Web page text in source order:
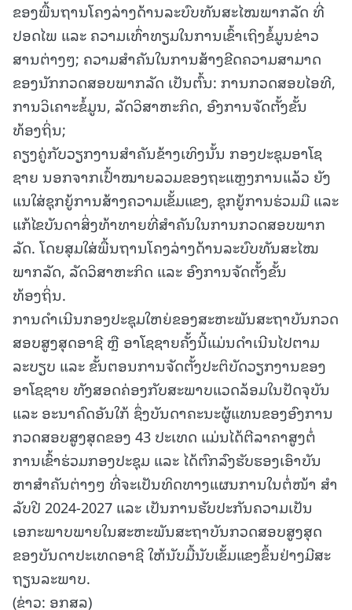
ຂອງພື້ນຖານໂຄງລ່າງດ້ານລະບົບທັນສະໄໝພາກລັດ ທີ່
ປອດໄພ ແລະ ຄວາມເທົ່າທຽມໃນການເຂົ້າເຖິງຂໍ້ມູນຂ່າວ
ສານຕ່າງໆ; ຄວາມສຳຄັນໃນການສ້າງຂີດຄວາມສາມາດ
ຂອງນັກກວດສອບພາກລັດ ເປັນຕົ້ນ: ການກວດສອບໄອທີ,
ການວິເຄາະຂໍ້ມູນ, ລັດວິສາຫະກິດ, ອົງການຈັດຕັ້ງຂັ້ນ
ທ້ອງຖິ່ນ;
ຄຽງຄູ່ກັບວຽກງານສໍາຄັນຂ້າງເທິງນັ້ນ ກອງປະຊຸມອາໂຊ
ຊາຍ ນອກຈາກເປົ້າໝາຍລວມຂອງຖະແຫຼງການແລ້ວ ຍັງ
ແນໃສ່ຊຸກຍູ້ການສ້າງຄວາມເຂັ້ມແຂງ, ຊຸກຍູ້ການຮ່ວມມື ແລະ
ແກ້ໄຂບັນດາສິ່ງທ້າທາຍທີ່ສຳຄັນໃນການກວດສອບພາກ
ລັດ. ໂດຍສຸມໃສ່ພື້ນຖານໂຄງລ່າງດ້ານລະບົບທັນສະໄໝ
ພາກລັດ, ລັດວິສາຫະກິດ ແລະ ອົງການຈັດຕັ້ງຂັ້ນ
ທ້ອງຖິ່ນ.
ການດຳເນີນກອງປະຊຸມໃຫຍ່ຂອງສະຫະພັນສະຖາບັນກວດ
ສອບສູງສຸດອາຊີ ຫຼື ອາໂຊຊາຍຄັ້ງນີ້ແມ່ນດໍາເນີນໄປຕາມ
ລະບຽບ ແລະ ຂັ້ນຕອນການຈັດຕັ້ງປະຕິບັດວຽກງານຂອງ
ອາໂຊຊາຍ ທັງສອດຄ່ອງກັບສະພາບແວດລ້ອມໃນປັດຈຸບັນ
ແລະ ອະນາຄົດອັນໃກ້ ຊຶ່ງບັນດາຄະນະຜູ້ແທນຂອງອົງການ
ກວດສອບສູງສຸດຂອງ 43 ປະເທດ ແມ່ນໄດ້ຕີລາຄາສູງຕໍ່
ການເຂົ້າຮ່ວມກອງປະຊຸມ ແລະ ໄດ້ຕົກລົງຮັບຮອງເອົາບັນ
ຫາສໍາຄັນຕ່າງໆ ທີ່ຈະເປັນທິດທາງແຜນການໃນຕໍ່ໜ້າ ສໍາ
ລັບປີ 2024-2027 ແລະ ເປັນການຮັບປະກັນຄວາມເປັນ
ເອກະພາບພາຍໃນສະຫະພັນສະຖາບັນກວດສອບສູງສຸດ
ຂອງບັນດາປະເທດອາຊີ ໃຫ້ນັບມື້ນັບເຂັ້ມແຂງຂຶ້ນຢ່າງມີສະ
ຖຽນລະພາບ.
(ຂ່າວ: ອກສລ)